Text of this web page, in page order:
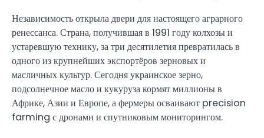
Независимость открыла двери для настоящего аграрного
ренессанса. Страна, получившая в 1991 году колхозы и
устаревшую технику, за три десятилетия превратилась в
одного из крупнейших экспортёров зерновых и
масличных культур. Сегодня украинское зерно,
подсолнечное масло и кукуруза кормят миллионы в
Африке, Азии и Европе, а фермеры осваивают precision
farming с дронами и спутниковым мониторингом.